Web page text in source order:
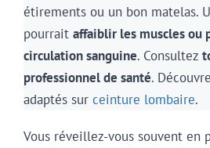
étirements ou un bon matelas.
pourrait affaiblir les muscles ou
circulation sanguine. Consultez
professionnel de santé.
adaptés sur ceinture lombaire.
Vous réveillez-vous souvent en